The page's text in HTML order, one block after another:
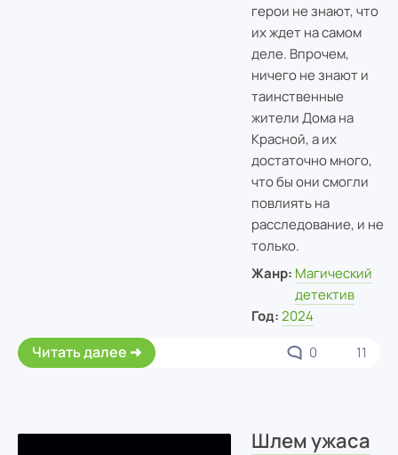
герои не знают, что
их ждет на самом
деле. Впрочем,
ничего не знают и
таинственные
жители Дома на
Красной, а их
достаточно много,
что бы они смогли
повлиять на
расследование, и не
только.
Жанр: Магический
детектив
Год: 2024
Читать далее 0 11
Шлем ужаса